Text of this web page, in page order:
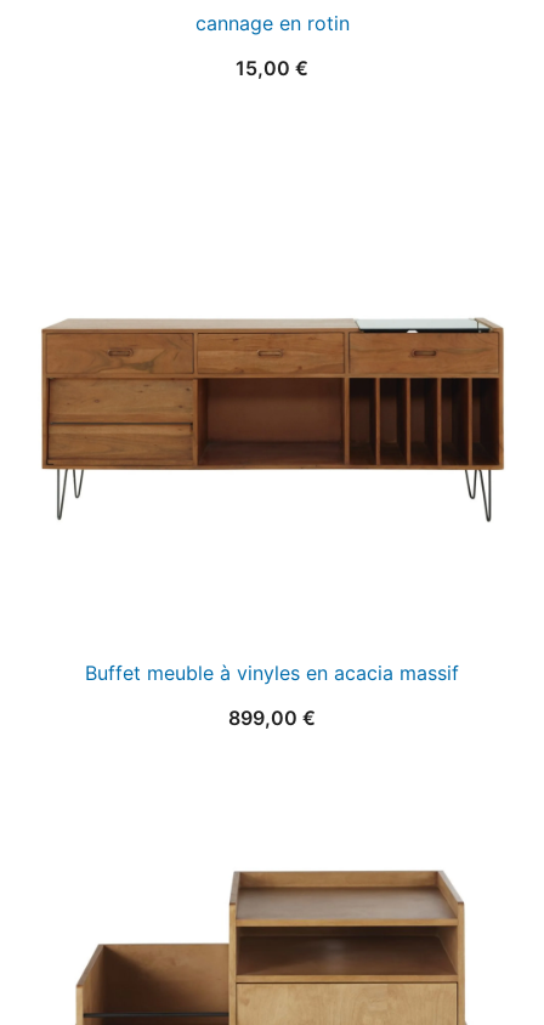
cannage en rotin
15,00 €
Buffet meuble à vinyles en acacia massif
899,00 €